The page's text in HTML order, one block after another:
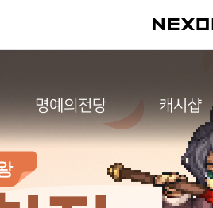
명예의전당 캐시샵